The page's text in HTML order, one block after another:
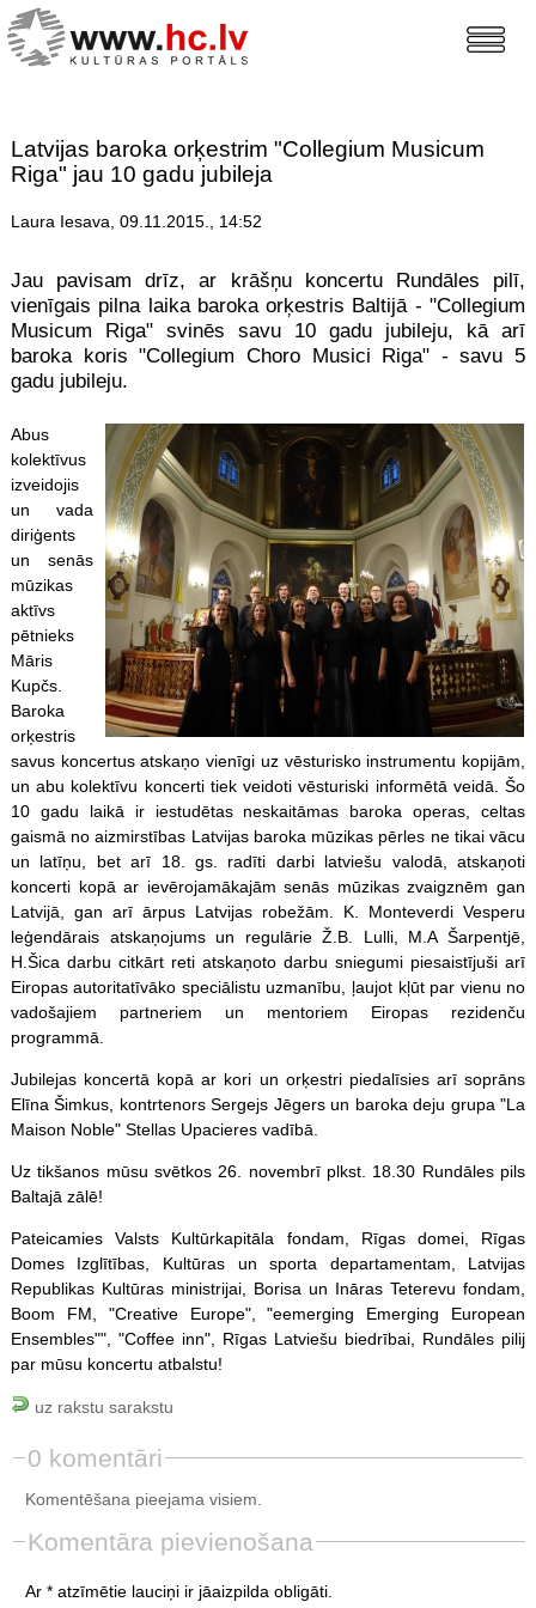
Latvijas baroka orķestrim "Collegium Musicum
Riga" jau 10 gadu jubileja
Laura Iesava, 09.11.2015., 14:52
Jau pavisam drīz, ar krāšņu koncertu Rundāles pilī,
vienīgais pilna laika baroka orķestris Baltijā - "Collegium
Musicum Riga" svinēs savu 10 gadu jubileju, kā arī
baroka koris "Collegium Choro Musici Riga" - savu 5
gadu jubileju.
Abus
kolektīvus
izveidojis
un vada
diriģents
un senās
mūzikas
aktīvs
pētnieks
Māris
Kupčs.
Baroka
orķestris
savus koncertus atskaņo vienīgi uz vēsturisko instrumentu kopijām,
un abu kolektīvu koncerti tiek veidoti vēsturiski informētā veidā. Šo
10 gadu laikā ir iestudētas neskaitāmas baroka operas, celtas
gaismā no aizmirstības Latvijas baroka mūzikas pērles ne tikai vācu
un latīņu, bet arī 18. gs. radīti darbi latviešu valodā, atskaņoti
koncerti kopā ar ievērojamākajām senās mūzikas zvaigznēm gan
Latvijā, gan arī ārpus Latvijas robežām. K. Monteverdi Vesperu
leģendārais atskaņojums un regulārie Ž.B. Lulli, M.A Šarpentjē,
H.Šica darbu citkārt reti atskaņoto darbu sniegumi piesaistījuši arī
Eiropas autoritatīvāko speciālistu uzmanību, ļaujot kļūt par vienu no
vadošajiem partneriem un mentoriem Eiropas rezidenču
programmā.
Jubilejas koncertā kopā ar kori un orķestri piedalīsies arī soprāns
Elīna Šimkus, kontrtenors Sergejs Jēgers un baroka deju grupa "La
Maison Noble" Stellas Upacieres vadībā.
Uz tikšanos mūsu svētkos 26. novembrī plkst. 18.30 Rundāles pils
Baltajā zālē!
Pateicamies Valsts Kultūrkapitāla fondam, Rīgas domei, Rīgas
Domes Izglītības, Kultūras un sporta departamentam, Latvijas
Republikas Kultūras ministrijai, Borisa un Ināras Teterevu fondam,
Boom FM, "Creative Europe", "eemerging Emerging European
Ensembles"", "Coffee inn", Rīgas Latviešu biedrībai, Rundāles pilij
par mūsu koncertu atbalstu!
uz rakstu sarakstu
0 komentāri
Komentēšana pieejama visiem.
Komentāra pievienošana
Ar * atzīmētie lauciņi ir jāaizpilda obligāti.